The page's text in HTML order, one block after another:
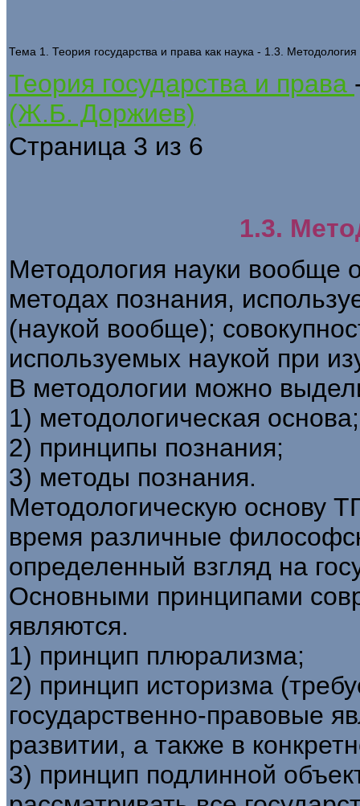
Тема 1. Теория государства и права как наука - 1.3.
Теория государства и права
(Ж.Б. Доржиев)
Страница 3 из 6
1.3.
Методология науки вообще
методах познания,
(наукой вообще);
используемых наукой при
В методологии можно
1) методологическая основа;
2) принципы познания;
3) методы познания.
Методологическую основу
время различные
определенный взгляд на
Основными принципами
являются.
1) принцип плюрализма;
2) принцип историзма
государственно-правовые
развитии, а также в
3) принцип подлинной